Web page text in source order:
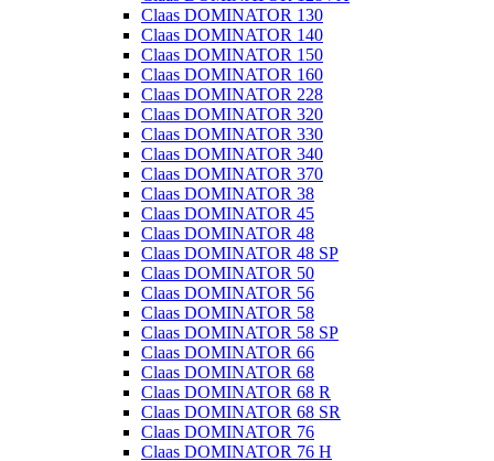
Claas DOMINATOR 130
Claas DOMINATOR 140
Claas DOMINATOR 150
Claas DOMINATOR 160
Claas DOMINATOR 228
Claas DOMINATOR 320
Claas DOMINATOR 330
Claas DOMINATOR 340
Claas DOMINATOR 370
Claas DOMINATOR 38
Claas DOMINATOR 45
Claas DOMINATOR 48
Claas DOMINATOR 48 SP
Claas DOMINATOR 50
Claas DOMINATOR 56
Claas DOMINATOR 58
Claas DOMINATOR 58 SP
Claas DOMINATOR 66
Claas DOMINATOR 68
Claas DOMINATOR 68 R
Claas DOMINATOR 68 SR
Claas DOMINATOR 76
Claas DOMINATOR 76 H